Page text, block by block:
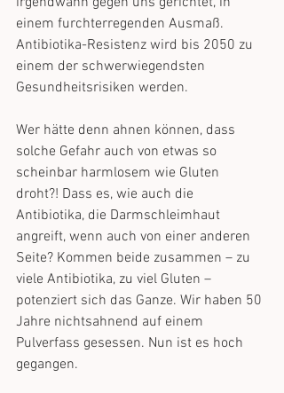
einem furchterregenden Ausmaß.
Antibiotika-Resistenz wird bis 2050 zu
einem der schwerwiegendsten
Gesundheitsrisiken werden.
Wer hätte denn ahnen können, dass
solche Gefahr auch von etwas so
scheinbar harmlosem wie Gluten
droht?! Dass es, wie auch die
Antibiotika, die Darmschleimhaut
angreift, wenn auch von einer anderen
Seite? Kommen beide zusammen – zu
viele Antibiotika, zu viel Gluten –
potenziert sich das Ganze. Wir haben 50
Jahre nichtsahnend auf einem
Pulverfass gesessen. Nun ist es hoch
gegangen.﻿